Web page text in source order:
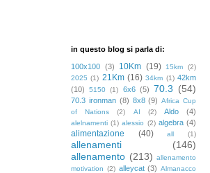
in questo blog si parla di:
100x100 (3) 10Km (19) 15km
(2)
2025 (1) 21Km (16) 34km (1) 42km
(10)
5150 (1) 6x6 (5) 70.3 (54)
70.3 ironman (8) 8x8 (9) Africa Cup
of Nations
(2) AI (2) Aldo (4)
alelnamenti (1) alessio (2) algebra (4)
alimentazione (40) all (1)
allenamenti
(146)
allenamento (213) allenamento
motivation (2) alleycat (3) Almanacco